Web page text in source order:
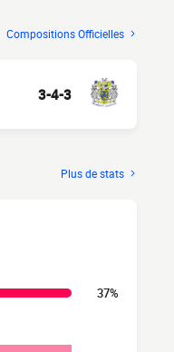
Compositions Officielles
3-4-3
Plus de stats
37%